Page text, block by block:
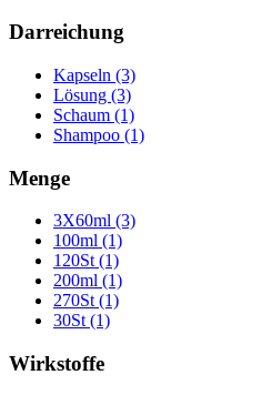
Darreichung
Kapseln (3)
Lösung (3)
Schaum (1)
Shampoo (1)
Menge
3X60ml (3)
100ml (1)
120St (1)
200ml (1)
270St (1)
30St (1)
Wirkstoffe